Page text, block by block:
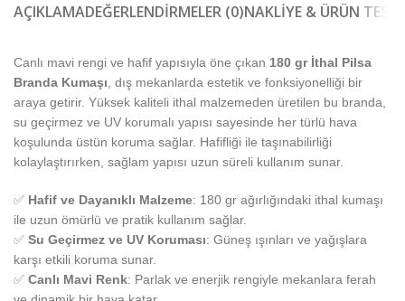
AÇIKLAMADEĞERLENDIRMELER (0)NAKLIYE & ÜRÜN
Canlı mavi rengi ve hafif yapısıyla öne çıkan 180 gr İthal Pilsa
Branda Kumaşı , dış mekanlarda estetik ve fonksiyonelliği bir
araya getirir. Yüksek kaliteli ithal malzemeden üretilen bu branda,
su geçirmez ve UV korumalı yapısı sayesinde her türlü hava
koşulunda üstün koruma sağlar. Hafifliği ile taşınabilirliği
kolaylaştırırken, sağlam yapısı uzun süreli kullanım sunar.
✅ Hafif ve Dayanıklı Malzeme: 180 gr ağırlığındaki ithal kumaşı
ile uzun ömürlü ve pratik kullanım sağlar.
✅ Su Geçirmez ve UV Koruması: Güneş ışınları ve yağışlara
karşı etkili koruma sunar.
✅ Canlı Mavi Renk: Parlak ve enerjik rengiyle mekanlara ferah